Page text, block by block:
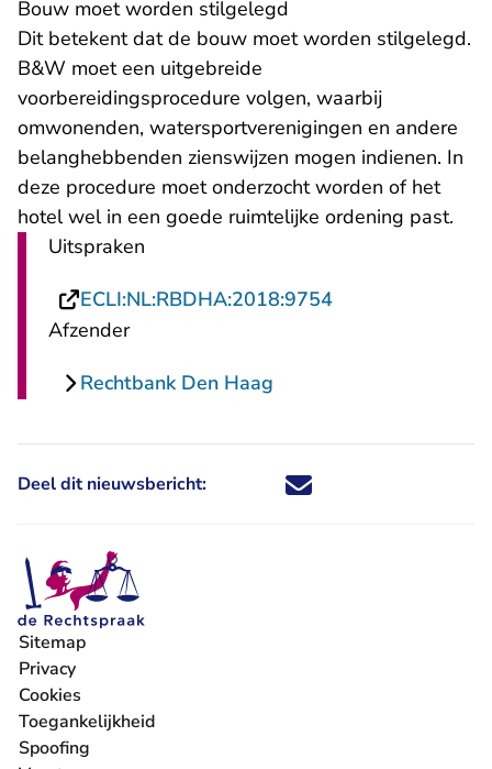
Bouw moet worden stilgelegd
Dit betekent dat de bouw moet worden stilgelegd.
B&W moet een uitgebreide
voorbereidingsprocedure volgen, waarbij
omwonenden, watersportverenigingen en andere
belanghebbenden zienswijzen mogen indienen. In
deze procedure moet onderzocht worden of het
hotel wel in een goede ruimtelijke ordening past.
Uitspraken
ECLI:NL:RBDHA:2018:9754- U verlaat
Afzender
Rechtbank Den Haag
Deel dit nieuwsbericht: Deel dit nieuwsbericht via X -
Deel dit nieuwsbericht via
Deel dit nieuwsbericht
Deel dit
Sitemap
Privacy
Cookies
Toegankelijkheid
Spoofing